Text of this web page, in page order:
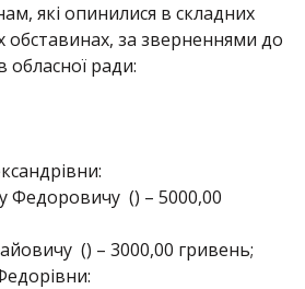
які опинилися в складних
обставинах, за зверненнями до
обласної ради:
() – 5000,00
() – 3000,00 гривень;